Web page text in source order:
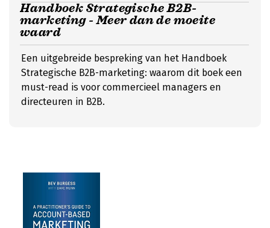
Handboek Strategische B2B-
marketing - Meer dan de moeite
waard
Een uitgebreide bespreking van het Handboek
Strategische B2B-marketing: waarom dit boek een
must-read is voor commercieel managers en
directeuren in B2B.